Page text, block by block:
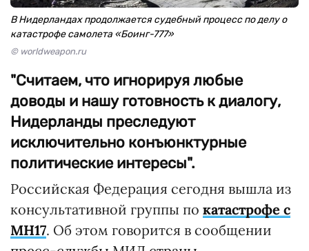
В Нидерландах продолжается судебный процесс по делу о
катастрофе самолета «Боинг-777»
© worldweapon.ru
"Считаем, что игнорируя любые
доводы и нашу готовность к диалогу,
Нидерланды преследуют
исключительно конъюнктурные
политические интересы".
Российская Федерация сегодня вышла из
консультативной группы по катастрофе с
МН17. Об этом говорится в сообщении